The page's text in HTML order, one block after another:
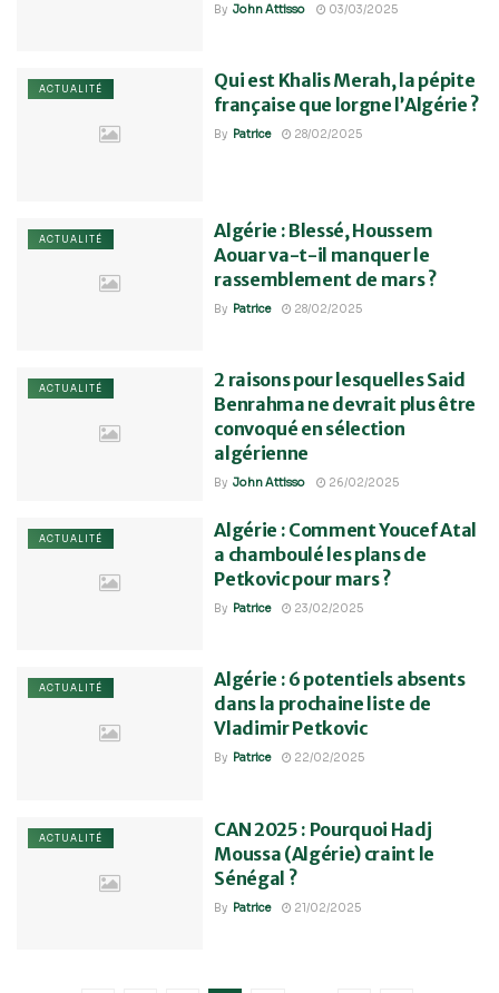
By John Attisso 03/03/2025
ACTUALITÉ
Qui est Khalis Merah, la pépite
française que lorgne l’Algérie ?
By Patrice 28/02/2025
ACTUALITÉ
Algérie : Blessé, Houssem
Aouar va-t-il manquer le
rassemblement de mars ?
By Patrice 28/02/2025
ACTUALITÉ
2 raisons pour lesquelles Said
Benrahma ne devrait plus être
convoqué en sélection
algérienne
By John Attisso 26/02/2025
ACTUALITÉ
Algérie : Comment Youcef Atal
a chamboulé les plans de
Petkovic pour mars ?
By Patrice 23/02/2025
ACTUALITÉ
Algérie : 6 potentiels absents
dans la prochaine liste de
Vladimir Petkovic
By Patrice 22/02/2025
ACTUALITÉ
CAN 2025 : Pourquoi Hadj
Moussa (Algérie) craint le
Sénégal ?
By Patrice 21/02/2025